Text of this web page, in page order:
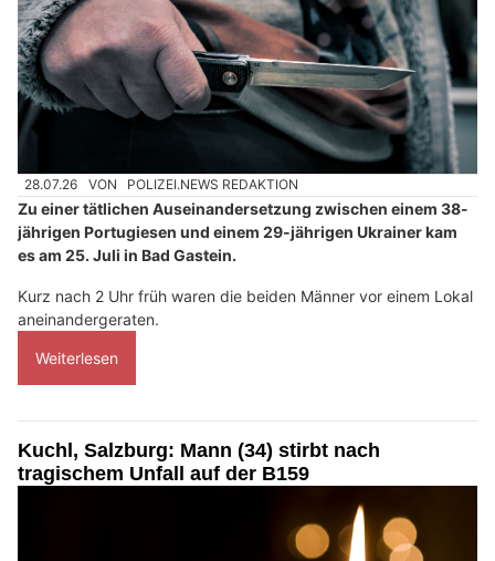
28.07.26 VON POLIZEI.NEWS REDAKTION
Zu einer tätlichen Auseinandersetzung zwischen einem 38-
jährigen Portugiesen und einem 29-jährigen Ukrainer kam
es am 25. Juli in Bad Gastein.
Kurz nach 2 Uhr früh waren die beiden Männer vor einem Lokal
aneinandergeraten.
Weiterlesen
Kuchl, Salzburg: Mann (34) stirbt nach
tragischem Unfall auf der B159